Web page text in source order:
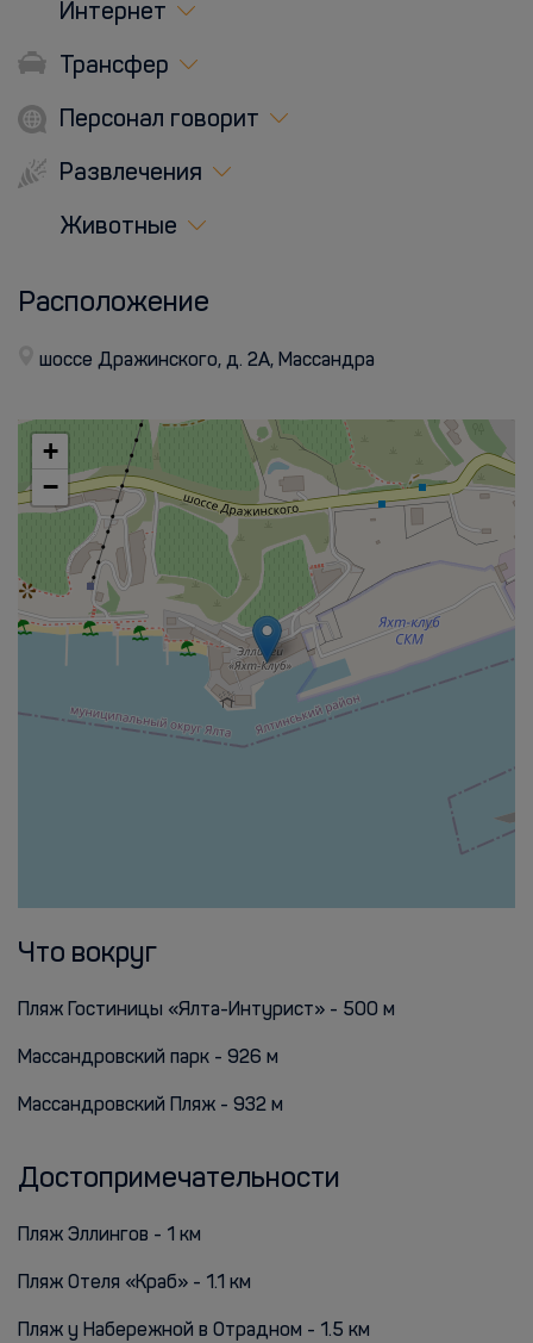
Интернет
Трансфер
Персонал говорит
Развлечения
Животные
Расположение
шоссе Дражинского, д. 2А, Массандра
+
−
Что вокруг
Пляж Гостиницы «Ялта-Интурист» - 500 м
Массандровский парк - 926 м
Массандровский Пляж - 932 м
Достопримечательности
Пляж Эллингов - 1 км
Пляж Отеля «Краб» - 1.1 км
Пляж у Набережной в Отрадном - 1.5 км